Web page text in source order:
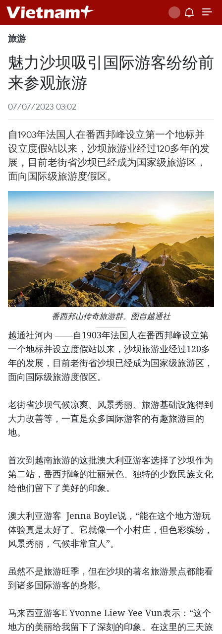
旅游
魅力沙坝吸引国际游客纷纷前
来参观旅游
07/07/2023 03:02
自1903年法国人在番西邦峰设立第一个地标并
设立度假站以来，沙坝旅游业经过120多年的发
展，目前老街省沙坝已经成为国家级旅游区，
面向国际级旅游度假区。
番西邦山传奇旅游群。图自越通社
越通社河内 ——自1903年法国人在番西邦峰设立第
一个地标并设立度假站以来，沙坝旅游业经过120多
年的发展，目前老街省沙坝已经成为国家级旅游区，
面向国际级旅游度假区。
老街省沙坝气候凉爽、风景秀丽、旅游基础设施得到
大力改善等，一直是众多国际游客的有趣旅游目的
地。
首次到越南旅游的这批澳大利亚游客选择了沙坝作为
第二站，番西邦峰的壮丽景色、独特的少数民族文化
给他们留下了美好的印象。
澳大利亚游客 Jenna Boyle说，“能在这个地方游玩
体验真是太好了。它就像一个小村庄，但色彩缤纷，
风景秀丽，气候非常宜人”。
虽然不是旅游旺季，但在沙坝的著名旅游景点都能看
到诸多国际游客的身影。
马来西亚游客E Yvonne Liew Yee Vun表示：“这个
地方的美丽给我留下了深刻的印象。在这里的三天旅